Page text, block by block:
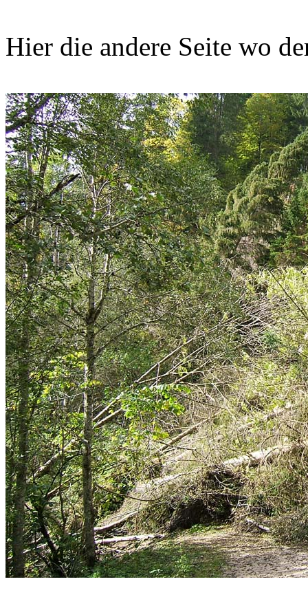
Hier die andere Seite wo